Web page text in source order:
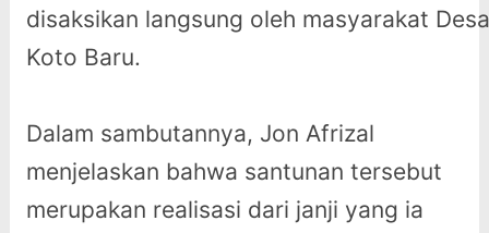
disaksikan langsung oleh masyarakat Desa
Koto Baru.
Dalam sambutannya, Jon Afrizal
menjelaskan bahwa santunan tersebut
merupakan realisasi dari janji yang ia